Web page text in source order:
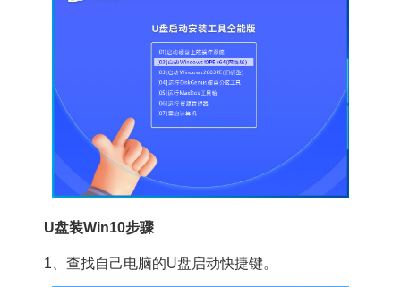
U盘装Win10步骤
1、查找自己电脑的U盘启动快捷键。